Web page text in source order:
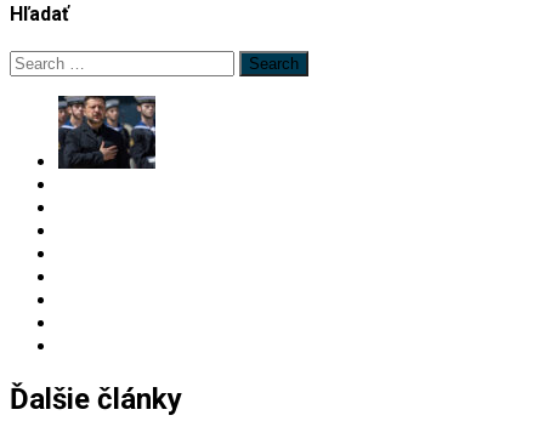
Hľadať
Search
Ďalšie články